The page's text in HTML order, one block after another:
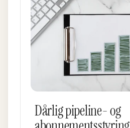
Dårlig pipeline- og